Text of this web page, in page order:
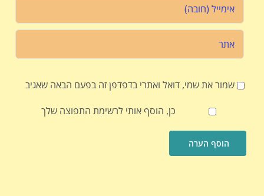
שמור את שמי, דואל ואתרי בדפדפן זה בפעם הבאה שאגיב
כן, הוסף אותי לרשימת התפוצה שלך